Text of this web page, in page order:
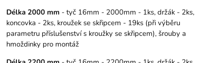
Délka 2000 mm - tyč 16mm - 2000mm - 1ks, držák - 2ks,
koncovka - 2ks, kroužek se skřipcem - 19ks (při výběru
parametru příslušenství s kroužky se skřipcem), šrouby a
hmoždinky pro montáž